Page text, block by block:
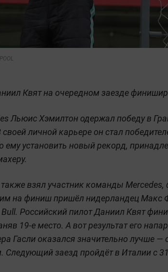
Квят на очередном заезде
Льюис Хэмилтон одержал победу в
своей личной карьере он стал
ему установить новый рекорд,
взял участник команды Mercedes,
на финиш пришёл нидерландец Макс
Российский пилот Даниил Квят
19-е место. А вот результат его
Гасли оказался значительно лучше —
заезд пройдёт в Италии с